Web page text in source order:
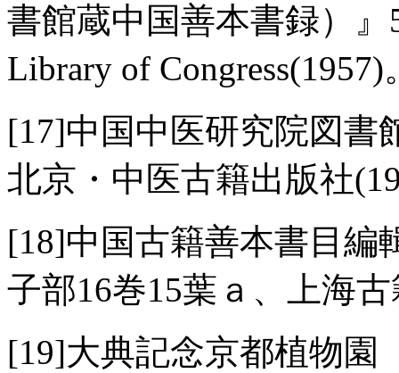
書館蔵中国善本書録）』
Library of Congress(1957)
[17]中国中医研究院図書
北京・中医古籍出版社
[18]中国古籍善本書目編
子部16巻15葉ａ、上海
[19]大典記念京都植物園